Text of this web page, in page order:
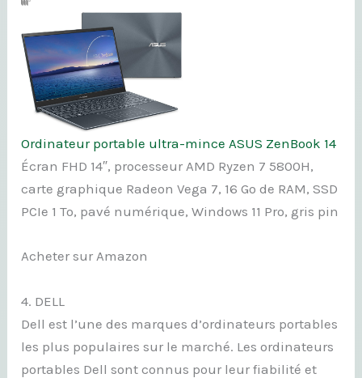
Ordinateur portable ultra-mince ASUS ZenBook 14
Écran FHD 14″, processeur AMD Ryzen 7 5800H,
carte graphique Radeon Vega 7, 16 Go de RAM, SSD
PCIe 1 To, pavé numérique, Windows 11 Pro, gris pin
Acheter sur Amazon
4. DELL
Dell est l’une des marques d’ordinateurs portables
les plus populaires sur le marché. Les ordinateurs
portables Dell sont connus pour leur fiabilité et